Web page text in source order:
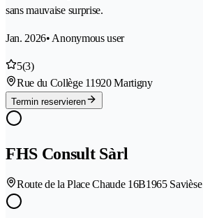
sans mauvaise surprise.
Jan. 2026• Anonymous user
5(3)
Rue du Collège 11920 Martigny
Termin reservieren
FHS Consult Sàrl
Route de la Place Chaude 16B1965 Savièse